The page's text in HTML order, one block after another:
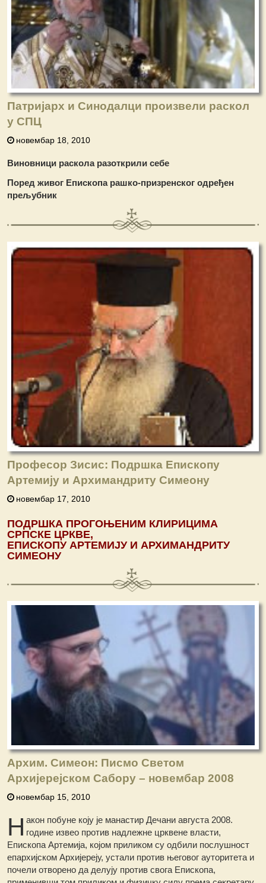
Патријарх и Синодалци произвели раскол
у СПЦ
новембар 18, 2010
Виновници раскола разоткрили себе
Поред живог Епископа рашко-призренског одређен
прељубник
Професор Зисис: Подршка Епископу
Артемију и Архимандриту Симеону
новембар 17, 2010
ПОДРШКА ПРОГОЊЕНИМ КЛИРИЦИМА
СРПСКЕ ЦРКВЕ,
ЕПИСКОПУ АРТЕМИЈУ И АРХИМАНДРИТУ
СИМЕОНУ
Архим. Симеон: Писмо Светом
Архијерејском Сабору – новембар 2008
новембар 15, 2010
Н акон побуне коју је манастир Дечани августа 2008.
године извео против надлежне црквене власти,
Епископа Артемија, којом приликом су одбили послушност
епархијском Архијереју, устали против његовог ауторитета и
почели отворено да делују против свога Епископа,